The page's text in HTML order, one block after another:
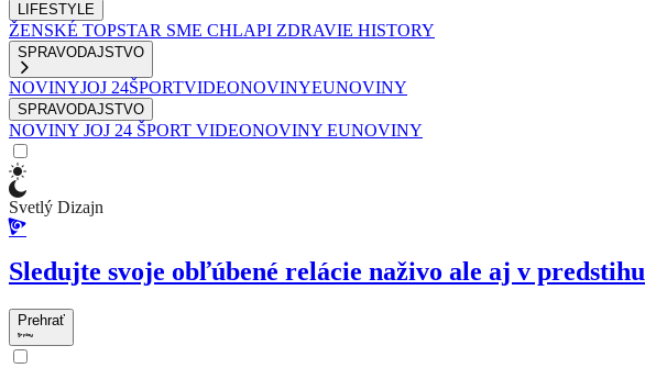
LIFESTYLE
ŽENSKÉ TOPSTAR SME CHLAPI ZDRAVIE HISTORY
SPRAVODAJSTVO
NOVINYJOJ 24ŠPORTVIDEONOVINYEUNOVINY
SPRAVODAJSTVO
NOVINY JOJ 24 ŠPORT VIDEONOVINY EUNOVINY
Svetlý Dizajn
Sledujte svoje obľúbené relácie naživo ale aj v predstihu
Prehrať